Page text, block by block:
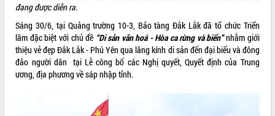
HỆ THỐNG VĂN BẢN
VĂN BẢN HĐND TỈNH
ĐIỂM TIN VĂN BẢN
QUY HOẠCH - KẾ HOẠCH
đang được diễn ra.
Sáng 30/6, tại Quảng trường 10-3, Bảo tàng Đắk Lắk đã tổ chức Triển
lãm đặc biệt với chủ đề “Di sản văn hoá - Hòa ca rừng và biển”nhằm giới
thiệu vẻ đẹp Đắk Lắk - Phú Yên qua lăng kính di sản đến đại biểu và đông
đảo người dân tại Lễ công bố các Nghị quyết, Quyết định của Trung
ương, địa phương về sáp nhập tỉnh.